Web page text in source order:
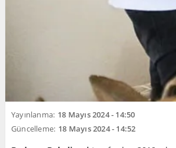
Yayınlanma: 18 Mayıs 2024 - 14:50
Güncelleme: 18 Mayıs 2024 - 14:52